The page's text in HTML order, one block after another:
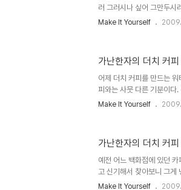
러 그러시나 싶어 그만두시
내가 나이가 들어서 그런지
의 아버지라는 말이 맞다.
오르지 않았었다. 수건을
한데..
Make It Yourself
가난한자의 더치 커
어제 더치 커피를 만드는
피와는 사뭇 다른 기분이다
덜하고 향이 좀 신선하다고
작을 하는 분들도 계시고,
문에 드리퍼나 여과지, 또
장치는 ..
Make It Yourself
가난한자의 더치 커
예전 어느 백화점에 있던
고 신기해서 찾아보니 그게
해를 많이 하던 네델란드 사
Make It Yourself